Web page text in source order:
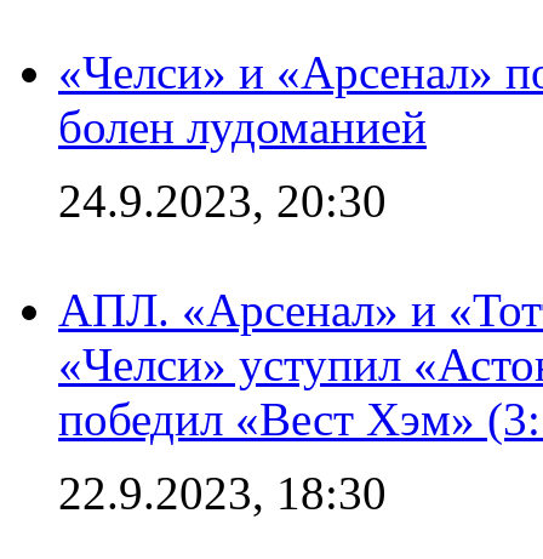
«Челси» и «Арсенал»
болен лудоманией
24.9.2023, 20:30
АПЛ. «Арсенал» и
«Челси» уступил
победил «Вест Хэм»
22.9.2023, 18:30